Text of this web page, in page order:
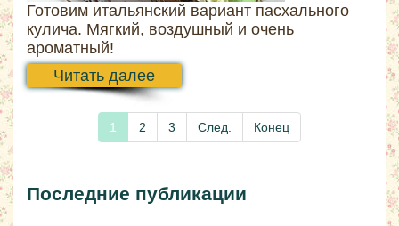
Готовим итальянский вариант пасхального
кулича. Мягкий, воздушный и очень
ароматный!
Читать далее
1 2 3 След. Конец
Последние публикации